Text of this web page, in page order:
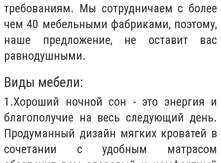
требованиям. Мы сотрудничаем с более
чем 40 мебельными фабриками, поэтому,
наше предложение, не оставит вас
равнодушными.
Виды мебели:
1.Хороший ночной сон - это энергия и
благополучие на весь следующий день.
Продуманный дизайн мягких кроватей в
сочетании с удобным матрасом